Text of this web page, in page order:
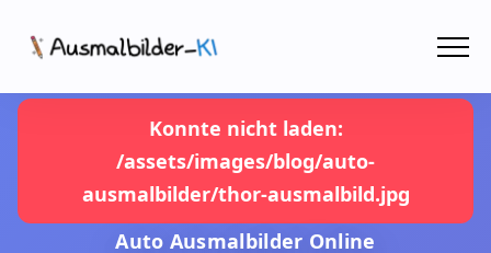
Malen Online
Konnte nicht laden:
/assets/images/blog/auto-
ausmalbilder/thor-ausmalbild.jpg
Auto Ausmalbilder Online